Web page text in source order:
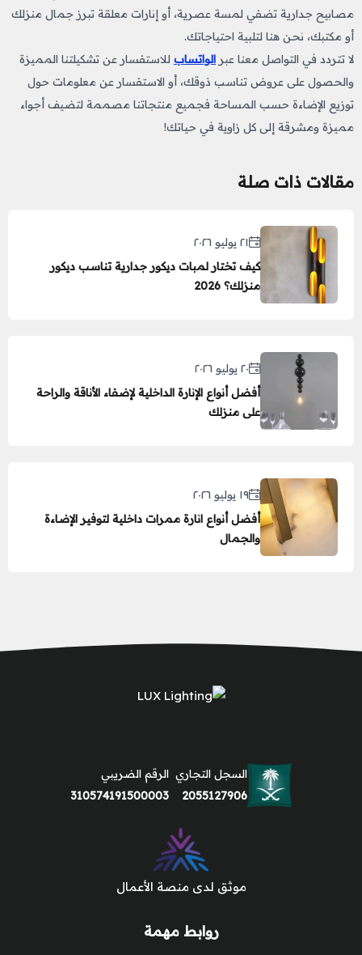
مصابيح جدارية تضفي لمسة عصرية، أو إنارات معلقة تبرز جمال منزلك
أو مكتبك، نحن هنا لتلبية احتياجاتك.
لا تتردد في التواصل معنا عبر الواتساب للاستفسار عن تشكيلتنا المميزة
والحصول على عروض تناسب ذوقك، أو الاستفسار عن معلومات حول
توزيع الإضاءة حسب المساحة فجميع منتجاتنا مصممة لتضيف أجواء
مميزة ومشرقة إلى كل زاوية في حياتك!
مقالات ذات صلة
٢١ يوليو ٢٠٢٦
كيف تختار لمبات ديكور جدارية تناسب ديكور
منزلك؟ 2026
٢٠ يوليو ٢٠٢٦
أفضل أنواع الإنارة الداخلية لإضفاء الأناقة والراحة
على منزلك
١٩ يوليو ٢٠٢٦
أفضل أنواع انارة ممرات داخلية لتوفير الإضاءة
والجمال
روابط مهمة
السجل التجاري
2055127906
الرقم الضريبي
310574191500003
موثق لدى منصة الأعمال